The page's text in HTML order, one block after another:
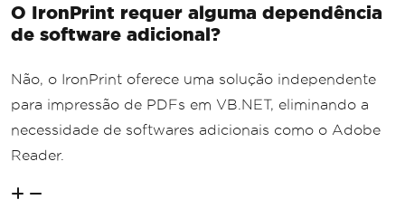
O IronPrint requer alguma dependência
de software adicional?
Não, o IronPrint oferece uma solução independente
para impressão de PDFs em VB.NET, eliminando a
necessidade de softwares adicionais como o Adobe
Reader.